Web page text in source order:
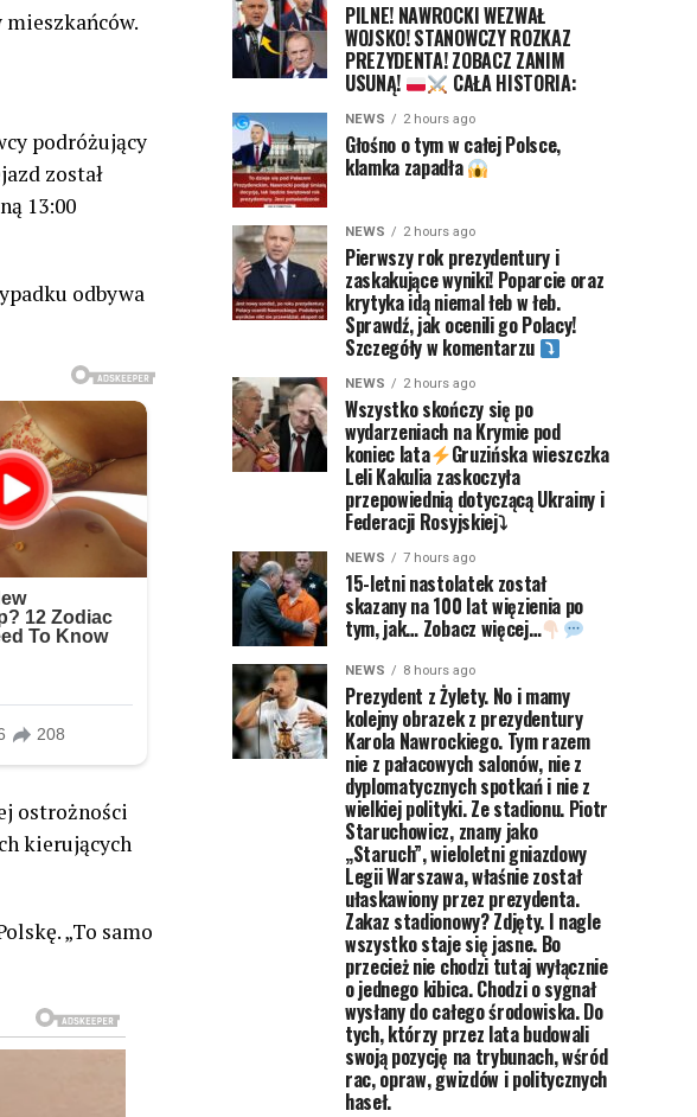
podróżujący
został
13:00
odbywa
ostrożności
kierujących
„To samo
PILNE! NAWROCKI WEZWAŁ
WOJSKO! STANOWCZY ROZKAZ
PREZYDENTA! ZOBACZ ZANIM
USUNĄ! CAŁA HISTORIA:
NEWS 2 hours ago
Głośno o tym w całej Polsce,
klamka zapadła
NEWS 2 hours ago
Pierwszy rok prezydentury i
zaskakujące wyniki! Poparcie oraz
krytyka idą niemal łeb w łeb.
Sprawdź, jak ocenili go Polacy!
Szczegóły w komentarzu
NEWS 2 hours ago
Wszystko skończy się po
wydarzeniach na Krymie pod
koniec lata Gruzińska wieszczka
Leli Kakulia zaskoczyła
przepowiednią dotyczącą Ukrainy i
Federacji Rosyjskiej⤵
NEWS 7 hours ago
15-letni nastolatek został
skazany na 100 lat więzienia po
tym, jak… Zobacz więcej…
NEWS 8 hours ago
Prezydent z Żylety. No i mamy
kolejny obrazek z prezydentury
Karola Nawrockiego. Tym razem
nie z pałacowych salonów, nie z
dyplomatycznych spotkań i nie z
wielkiej polityki. Ze stadionu. Piotr
Staruchowicz, znany jako
„Staruch”, wieloletni gniazdowy
Legii Warszawa, właśnie został
ułaskawiony przez prezydenta.
Zakaz stadionowy? Zdjęty. I nagle
wszystko staje się jasne. Bo
przecież nie chodzi tutaj wyłącznie
o jednego kibica. Chodzi o sygnał
wysłany do całego środowiska. Do
tych, którzy przez lata budowali
swoją pozycję na trybunach, wśród
rac, opraw, gwizdów i politycznych
haseł.